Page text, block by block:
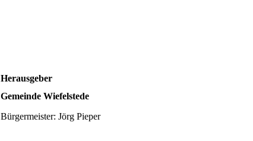
Herausgeber
Gemeinde Wiefelstede
Bürgermeister: Jörg Pieper